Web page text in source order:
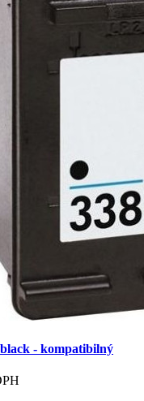
- kompatibilný